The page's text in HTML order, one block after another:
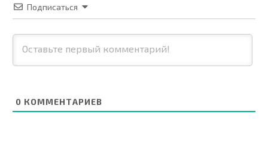
Подписаться
0 КОММЕНТАРИЕВ